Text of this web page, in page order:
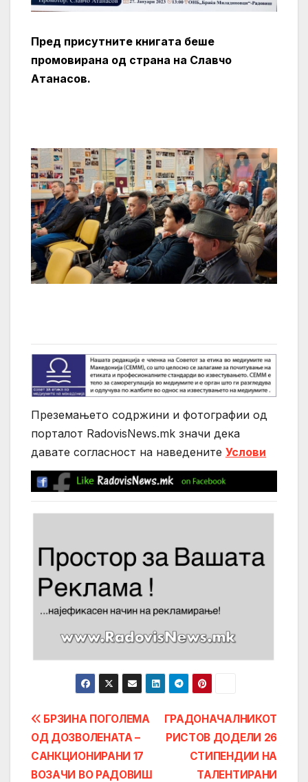
Пред присутните книгата беше
промовирана од страна на Славчо
Атанасов.
Преземањето содржини и фотографии од
порталот RadovisNews.mk значи дека
давате согласност на нaведените Услови
Post
navigation
ГРАДОНАЧАЛНИКОТ
РИСТОВ ДОДЕЛИ 26
СТИПЕНДИИ НА
ТАЛЕНТИРАНИ
БРЗИНА ПОГОЛЕМА
ОД ДОЗВОЛЕНАТА –
САНКЦИОНИРАНИ 17
ВОЗАЧИ ВО РАДОВИШ